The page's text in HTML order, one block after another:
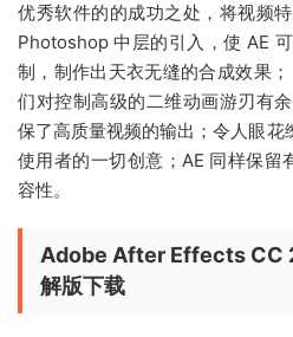
优秀软件的的成功之处，将视频
Photoshop 中层的引入，使 AE
制，制作出天衣无缝的合成效果
们对控制高级的二维动画游刃有
保了高质量视频的输出；令人眼花
使用者的一切创意；AE 同样保
容性。
Adobe After Effects CC
解版下载